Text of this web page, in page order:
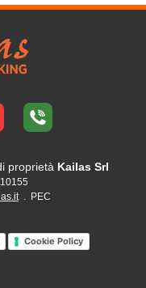
proprietà Kailas Srl
. PEC
Cookie Policy